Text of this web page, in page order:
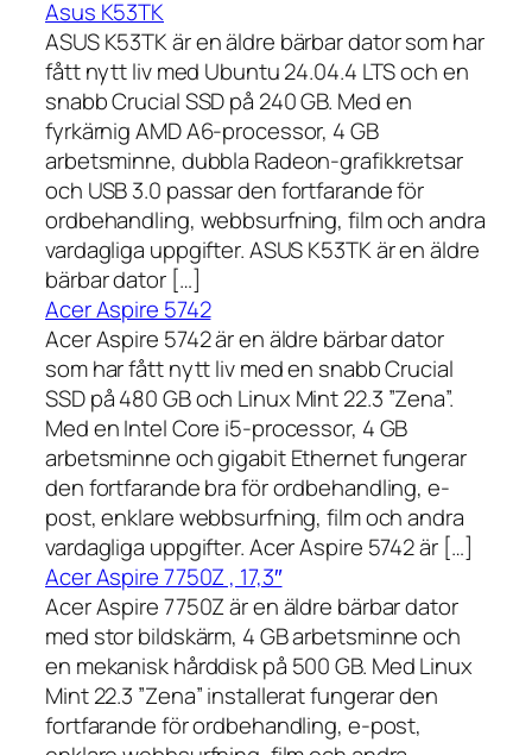
Asus K53TK
ASUS K53TK är en äldre bärbar dator som har
fått nytt liv med Ubuntu 24.04.4 LTS och en
snabb Crucial SSD på 240 GB. Med en
fyrkärnig AMD A6-processor, 4 GB
arbetsminne, dubbla Radeon-grafikkretsar
och USB 3.0 passar den fortfarande för
ordbehandling, webbsurfning, film och andra
vardagliga uppgifter. ASUS K53TK är en äldre
bärbar dator […]
Acer Aspire 5742
Acer Aspire 5742 är en äldre bärbar dator
som har fått nytt liv med en snabb Crucial
SSD på 480 GB och Linux Mint 22.3 ”Zena”.
Med en Intel Core i5-processor, 4 GB
arbetsminne och gigabit Ethernet fungerar
den fortfarande bra för ordbehandling, e-
post, enklare webbsurfning, film och andra
vardagliga uppgifter. Acer Aspire 5742 är […]
Acer Aspire 7750Z , 17,3″
Acer Aspire 7750Z är en äldre bärbar dator
med stor bildskärm, 4 GB arbetsminne och
en mekanisk hårddisk på 500 GB. Med Linux
Mint 22.3 ”Zena” installerat fungerar den
fortfarande för ordbehandling, e-post,